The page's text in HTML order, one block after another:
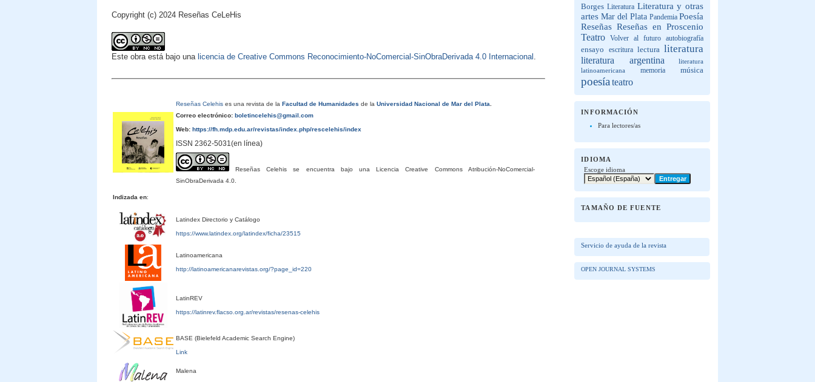
Borges Literatura Literatura y otras
artes Mar del Plata Pandemia Poesía
Reseñas Reseñas en Proscenio
Teatro Volver al futuro autobiografía
ensayo escritura lectura literatura
literatura argentina
literatura
latinoamericana
memoria música
poesía teatro
INFORMACIÓN
Para lectores/as
IDIOMA
Escoge idioma
TAMAÑO DE FUENTE
Servicio de ayuda de la revista
OPEN JOURNAL SYSTEMS
Copyright (c) 2024 Reseñas CeLeHis
Este obra está bajo una licencia de Creative Commons Reconocimiento-NoComercial-SinObraDerivada 4.0 Internacional .
Reseñas Celehises una revista de la Facultad de Humanidades de la Universidad Nacional de Mar del Plata.
Correo electrónico:boletincelehis@gmail.com
Web:https://fh.mdp.edu.ar/revistas/index.php/rescelehis/index
ISSN 2362-5031(en línea)
Reseñas Celehis se encuentra bajo una Licencia Creative Commons Atribución-NoComercial-
SinObraDerivada 4.0.
Indizada en:
Latindex Directorio y Catálogo
https://www.latindex.org/latindex/ficha/23515
Latinoamericana
http://latinoamericanarevistas.org/?page_id=220
LatinREV
https://latinrev.flacso.org.ar/revistas/resenas-celehis
BASE (Bielefeld Academic Search Engine)
Link
Malena